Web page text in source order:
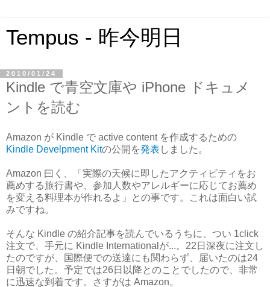
Tempus - 昨今明日
2010/01/24
Kindle で青空文庫や iPhone ドキュメ
ントを読む
Amazon が Kindle で active content を作成するための
Kindle Develpment Kitの公開を発表 しました。
Amazon 曰く、「実際の天候に即したアクティビティをお
薦めする旅行書や、参加人数やアレルギーに応じてお薦め
を変える料理本が作れるよ」との事です。これは面白い試
みですね。
そんな Kindle の紹介記事を読んでいるうちに、つい 1click
注文で、手元に Kindle Internationalが...。22日深夜に注文し
たのですが、国際便での送達にも関わらず、届いたのは24
日朝でした。予定では26日以降とのことでしたので、非常
に迅速な到着です。さすがは Amazon。